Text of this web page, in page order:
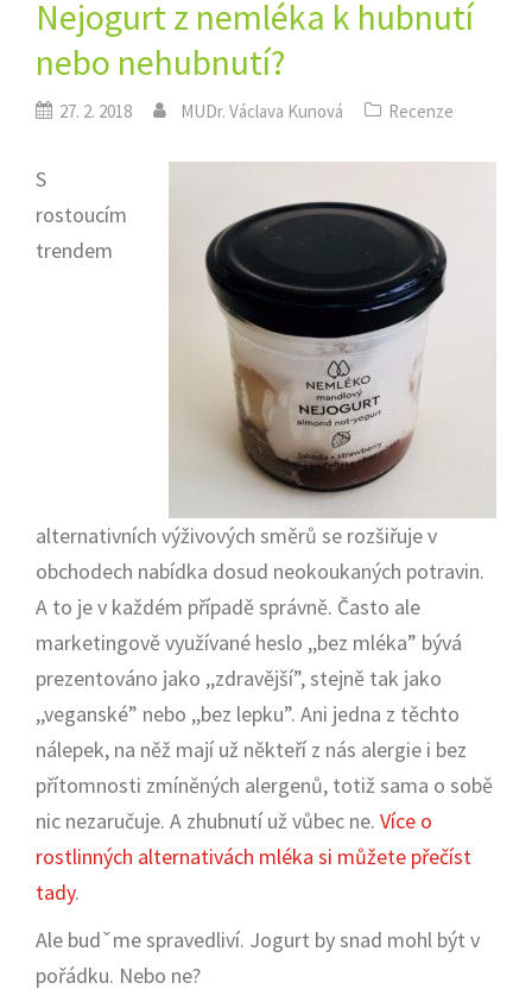
Nejogurt z nemléka k hubnutí
nebo nehubnutí?
27. 2. 2018 MUDr. Václava Kunová Recenze
S
rostoucím
trendem
alternativních výživových směrů se rozšiřuje v
obchodech nabídka dosud neokoukaných potravin.
A to je v každém případě správně. Často ale
marketingově využívané heslo ,,bez mléka” bývá
prezentováno jako ,,zdravější”, stejně tak jako
,,veganské” nebo ,,bez lepku”. Ani jedna z těchto
nálepek, na něž mají už někteří z nás alergie i bez
přítomnosti zmíněných alergenů, totiž sama o sobě
nic nezaručuje. A zhubnutí už vůbec ne. Více o
rostlinných alternativách mléka si můžete přečíst
tady.
Ale budˇme spravedliví. Jogurt by snad mohl být v
pořádku. Nebo ne?